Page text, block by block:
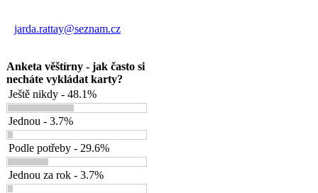
jarda.rattay@seznam.cz
Anketa věštírny - jak často si
necháte vykládat karty?
Ještě nikdy - 48.1%
Jednou - 3.7%
Podle potřeby - 29.6%
Jednou za rok - 3.7%